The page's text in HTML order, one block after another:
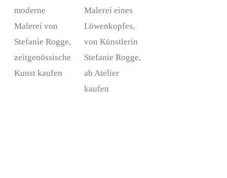
moderne
Malerei von
Stefanie Rogge,
zeitgenössische
Kunst kaufen
Malerei eines
Löwenkopfes,
von Künstlerin
Stefanie Rogge,
ab Atelier
kaufen